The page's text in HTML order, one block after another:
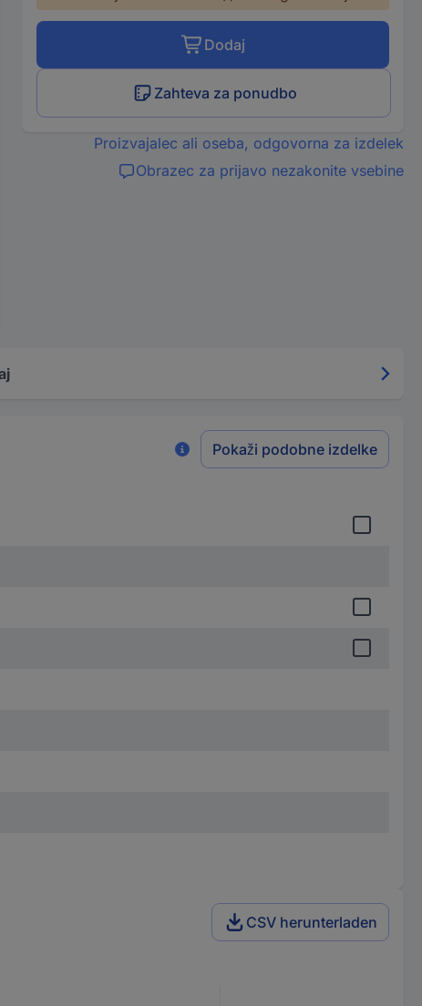
Dodaj
Zahteva za ponudbo
Proizvajalec ali oseba, odgovorna za izdelek
Obrazec za prijavo nezakonite vsebine
Pokaži podobne izdelke
CSV herunterladen